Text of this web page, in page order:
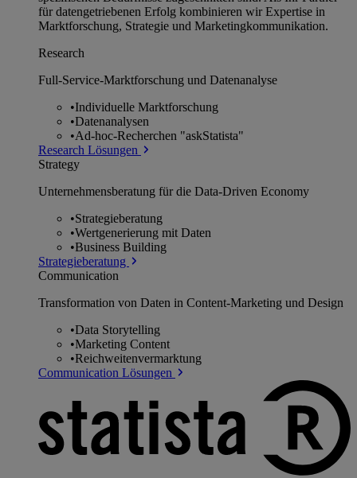
für datengetriebenen Erfolg kombinieren wir Expertise in
Marktforschung, Strategie und Marketingkommunikation.
Research
Full-Service-Marktforschung und Datenanalyse
•Individuelle Marktforschung
•Datenanalysen
•Ad-hoc-Recherchen "askStatista"
Research Lösungen
Strategy
Unternehmens­beratung für die Data-Driven Economy
•Strategieberatung
•Wertgenerierung mit Daten
•Business Building
Strategieberatung
Communication
Transformation von Daten in Content-Marketing und Design
•Data Storytelling
•Marketing Content
•Reichweitenvermarktung
Communication Lösungen